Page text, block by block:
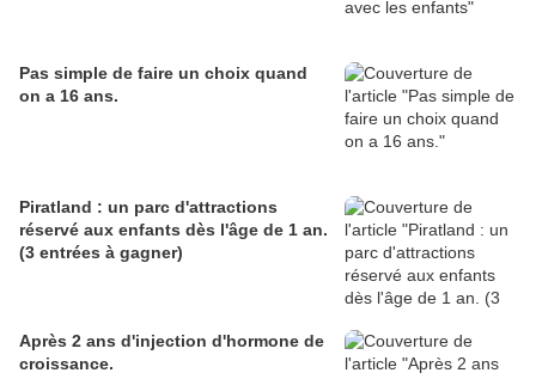
Pas simple de faire un choix quand
on a 16 ans.
Piratland : un parc d'attractions
réservé aux enfants dès l'âge de 1 an.
(3 entrées à gagner)
Après 2 ans d'injection d'hormone de
croissance.